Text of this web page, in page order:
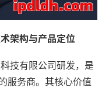
架构与产品定位
技有限公司研发，是
服务商。其核心价值